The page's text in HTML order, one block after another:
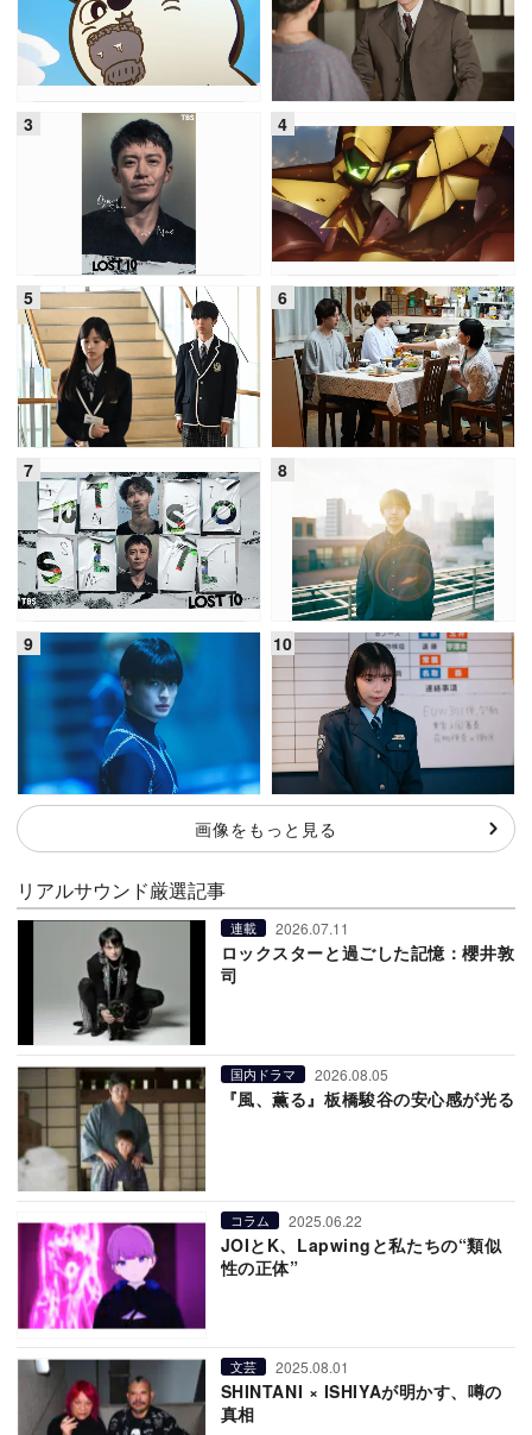
画像をもっと見る
リアルサウンド厳選記事
連載 2026.07.11
ロックスターと過ごした記憶：櫻井敦
司
国内ドラマ 2026.08.05
『風、薫る』板橋駿谷の安心感が光る
コラム 2025.06.22
JOIとK、Lapwingと私たちの“類似
性の正体”
文芸 2025.08.01
SHINTANI × ISHIYAが明かす、噂の
真相